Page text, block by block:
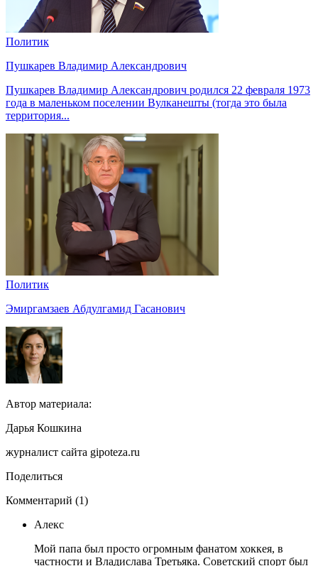
Политик
Пушкарев Владимир Александрович
Пушкарев Владимир Александрович родился 22 февраля 1973
года в маленьком поселении Вулканешты (тогда это была
территория...
Политик
Эмиргамзаев Абдулгамид Гасанович
Автор материала:
Дарья Кошкина
журналист сайта gipoteza.ru
Поделиться
Комментарий (1)
Алекс
Мой папа был просто огромным фанатом хоккея, в
частности и Владислава Третьяка. Советский спорт был